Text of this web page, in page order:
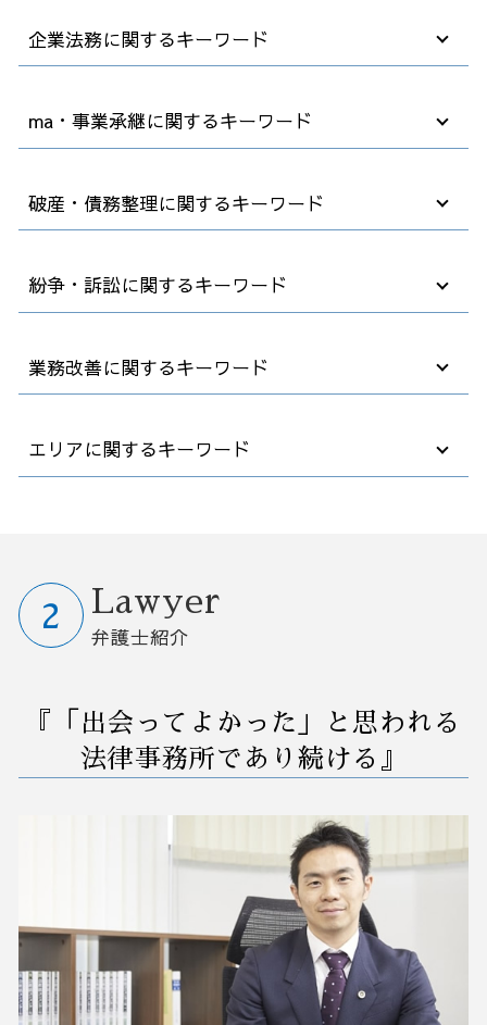
企業法務に関するキーワード
法務 コンプライアンス
高年齢者雇用安定法 2025年
売掛金 時効
就業規則 変更
契約書 内容 確認
顧問弁護士 企業
テレワーク 就業規則
労働 契約書
労働条件 明示ルール
パワハラ 対策
無断欠勤 懲戒解雇
会社 顧問弁護士
ma・事業承継に関するキーワード
事業譲渡 会社分割 違い
中小企業 跡継ぎ
デューデリジェンス m&a
事業譲渡 手続き
事業承継 後継者
事業承継 対策
買収 会社
m&a メリット デメリット
m&a 会社法
会社分割 事業譲渡
m&a 事業譲渡
破産・債務整理に関するキーワード
自己破産 法律相談
法人破産 デメリット
自己破産 退職金
自己破産 裁判所
破産後の生活
破産 保証人
破産 会社
破産 個人事業主
社長 自己破産
債務者 破産
任意整理 支払い 遅れ
企業 破産
紛争・訴訟に関するキーワード
労働審判 申し立て
債務不履行 損害賠償
紛争 訴訟 対応
懲戒解雇 処分
労働審判 とは
解雇 不当
人事 解雇
懲戒解雇 裁判
債権回収 会社 取立て
解雇 通告 期間
紛争予防 顧問弁護士
業務改善に関するキーワード
業務フロー 改善
自動化 業務改善
早期経営改善計画 契約書
業務改善 失敗
業務 プロセス 改善
中小企業 業務改善
早期 経営 改善計画
コンサル 経営改善
エリアに関するキーワード
訴訟 紛争 弁護士相談 埼玉県
予防法務 弁護士相談 茨城県
破産 弁護士相談 茨城県
M&A 弁護士相談 群馬県
予防法務 弁護士相談 埼玉県
リーガルチェック 弁護士相談 群馬県
債務整理 弁護士相談 さいたま市
債務整理 弁護士相談 群馬県
M&A 弁護士相談 栃木県
事業承継 弁護士相談 栃木県
訴訟 紛争 弁護士相談 さいたま市
Lawyer
弁護士紹介
『「出会ってよかった」と思われる
法律事務所であり続ける』